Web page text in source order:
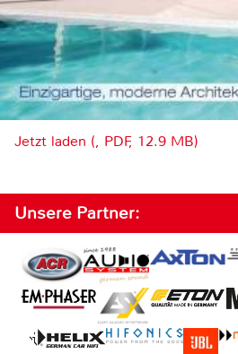
Jetzt laden (, PDF, 12.9 MB)
Unsere Partner: